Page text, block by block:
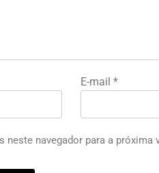
E-mail *
neste navegador para a próxima